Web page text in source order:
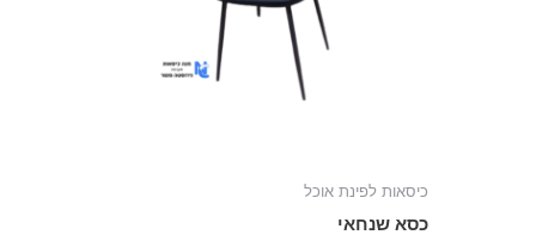
כיסאות לפינת אוכל
כסא שנחאי
לבחור
את
האפשרויות